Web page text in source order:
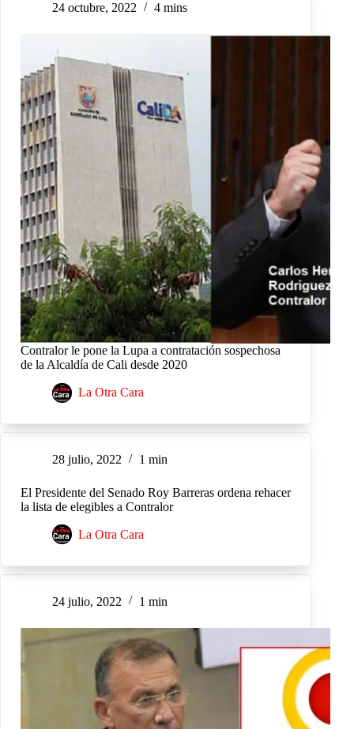
24 octubre, 2022 4 mins
Contralor le pone la Lupa a contratación sospechosa
de la Alcaldía de Cali desde 2020
La Otra Cara
28 julio, 2022 1 min
El Presidente del Senado Roy Barreras ordena rehacer
la lista de elegibles a Contralor
La Otra Cara
24 julio, 2022 1 min